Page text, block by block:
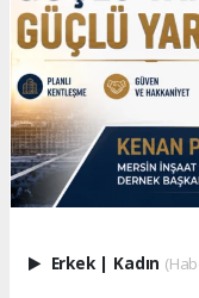
Erkek | Kadın